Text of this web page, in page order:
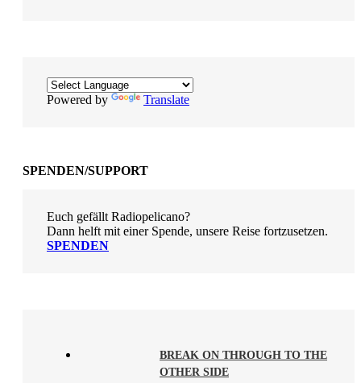
Powered by Translate
SPENDEN/SUPPORT
Euch gefällt Radiopelicano?
Dann helft mit einer Spende, unsere Reise fortzusetzen.
SPENDEN
BREAK ON THROUGH TO THE
OTHER SIDE